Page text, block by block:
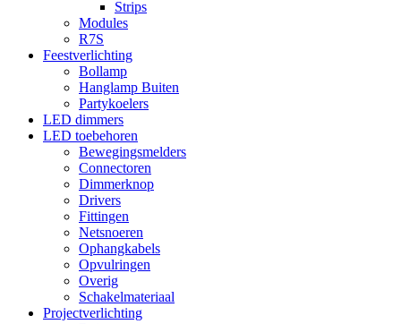
Strips
Modules
R7S
Feestverlichting
Bollamp
Hanglamp Buiten
Partykoelers
LED dimmers
LED toebehoren
Bewegingsmelders
Connectoren
Dimmerknop
Drivers
Fittingen
Netsnoeren
Ophangkabels
Opvulringen
Overig
Schakelmateriaal
Projectverlichting